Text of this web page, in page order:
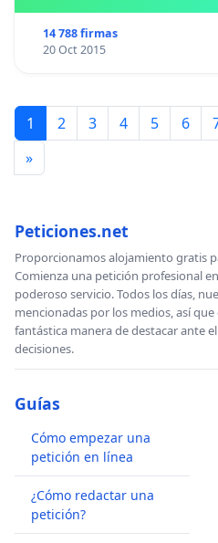
14 788 firmas
20 Oct 2015
1 2 3 4 5 6
»
Peticiones.net
Proporcionamos alojamiento gratis
Comienza una petición profesional
poderoso servicio. Todos los días,
mencionadas por los medios, así
fantástica manera de destacar ante
decisiones.
Guías
Cómo empezar una
petición en línea
¿Cómo redactar una
petición?